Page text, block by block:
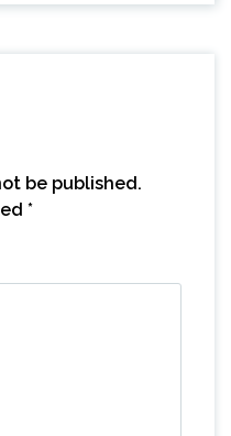
be published.
*